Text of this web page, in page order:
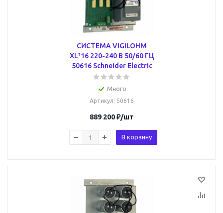
СИСТЕМА VIGILOHM
XL³16 220-240 В 50/60 ГЦ
50616 Schneider Electric
Много
Артикул: 50616
889 200₽/шт
В корзину